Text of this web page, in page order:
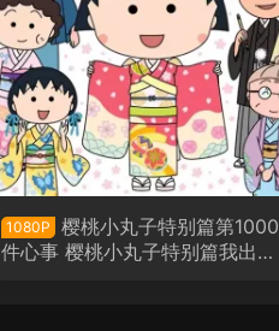
1080P
樱桃小丸子特别篇第1000
件心事 樱桃小丸子特别篇我出生